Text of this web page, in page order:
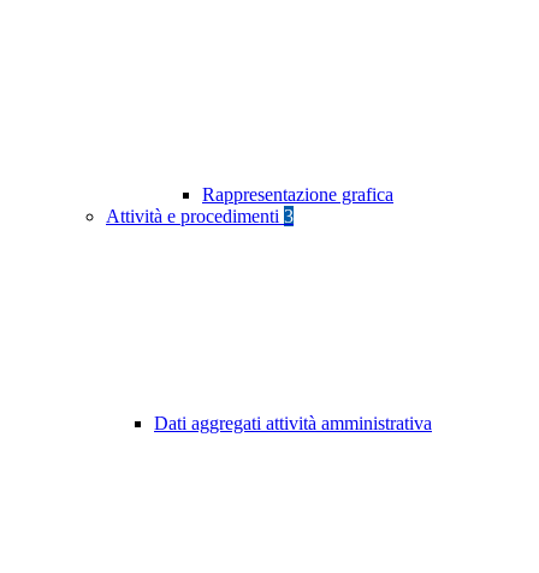
Rappresentazione grafica
Attività e procedimenti 3
Dati aggregati attività amministrativa